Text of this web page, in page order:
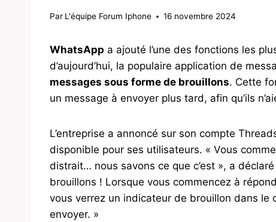
Par L'équipe Forum Iphone 16 novembre 2024
WhatsApp a ajouté l’une des fonctions les
d’aujourd’hui, la populaire application de
messages sous forme de brouillons. Cette
un message à envoyer plus tard, afin qu’ils
L’entreprise a annoncé sur son compte
disponible pour ses utilisateurs. « Vous
distrait… nous savons ce que c’est », a
brouillons ! Lorsque vous commencez à
vous verrez un indicateur de brouillon dans le
envoyer. »